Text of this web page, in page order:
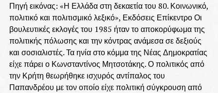
Πηγή εικόνας: «Η Ελλάδα στη δεκαετία του 80. Κοινωνικό,
πολιτικό και πολιτισμικό λεξικό», Εκδόσεις Επίκεντρο Οι
βουλευτικές εκλογές του 1985 ήταν το αποκορύφωμα της
πολιτικής πόλωσης και την κόντρας ανάμεσα σε δεξιούς
και σοσιαλιστές. Τα ηνία στο κόμμα της Νέας Δημοκρατίας
είχε πάρει ο Κωνσταντίνος Μητσοτάκης. Ο πολιτικός από
την Κρήτη θεωρήθηκε ισχυρός αντίπαλος του
Παπανδρέου με τον οποίο είχε πολιτική σύγκρουση από